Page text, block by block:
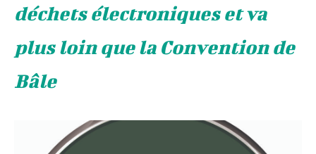
déchets électroniques et va
plus loin que la Convention de
Bâle